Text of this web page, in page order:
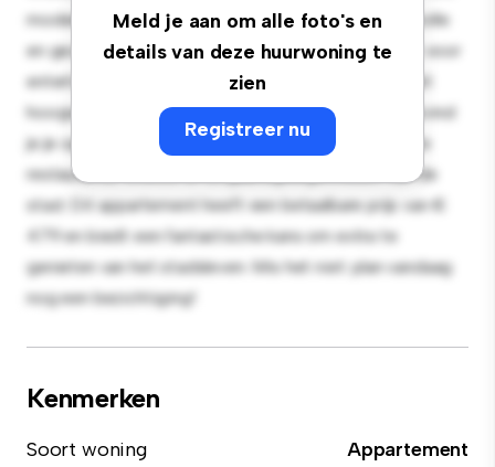
Meld je aan om alle foto's en
details van deze huurwoning te
zien
Registreer nu
moderne 3-slaapkamerappartement biedt een stijlvolle
en gezellige leefruimte. De open indeling is perfect voor
entertainment en de strakke keuken is uitgerust met
hoogwaardige apparatuur. Dankzij de toplocatie bevind
je je op slechts een steenworp afstand van de beste
restaurants, winkels en uitgaansgelegenheden van de
stad. Dit appartement heeft een betaalbare prijs van €
479 en biedt een fantastische kans om extra te
genieten van het stadsleven. Mis het niet: plan vandaag
nog een bezichtiging!
Kenmerken
Soort woning
Appartement